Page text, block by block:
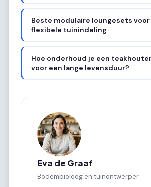
Beste modulaire loungesets voor
flexibele tuinindeling
Hoe onderhoud je een
voor een lange levensduur?
Eva de Graaf
Bodembioloog en tuinontwerper